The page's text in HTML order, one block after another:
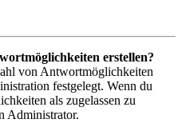
erstellen?
von Antwortmöglichkeiten
festgelegt. Wenn du
als zugelassen zu
Administrator.